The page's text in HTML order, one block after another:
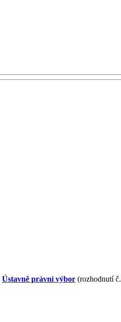
Ústavně právní výbor (rozhodnutí č.